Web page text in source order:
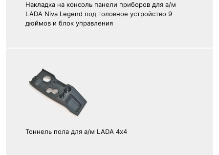
Накладка на консоль панели приборов для а/м
LADA Niva Legend под головное устройство 9
дюймов и блок управления
Тоннель пола для а/м LADA 4х4